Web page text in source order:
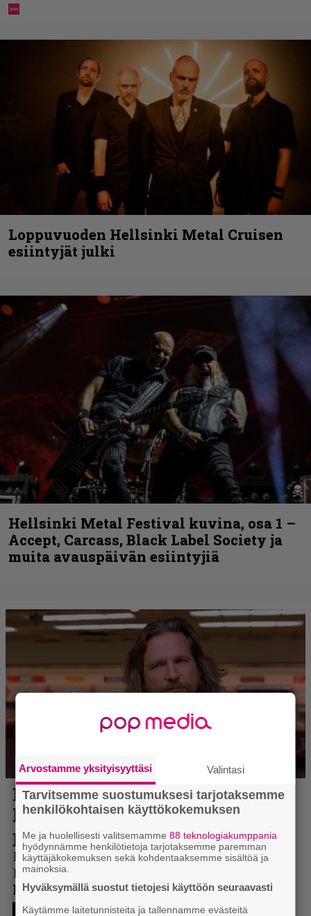
Loppuvuoden Hellsinki Metal Cruisen
esiintyjät julki
Hellsinki Metal Festival kuvina, osa 1 –
Accept, Carcass, Black Label Society ja
muita avauspäivän esiintyjiä
Arvostamme yksityisyyttäsi Valintasi
Tarvitsemme suostumuksesi tarjotaksemme
henkilökohtaisen käyttökokemuksen
Me ja huolellisesti valitsemamme88 teknologiakumppania
hyödynnämme henkilötietoja tarjotaksemme paremman
käyttäjäkokemuksen sekä kohdentaaksemme sisältöä ja
mainoksia.
Hyväksymällä suostut tietojesi käyttöön seuraavasti
Käytämme laitetunnisteita ja tallennamme evästeitä